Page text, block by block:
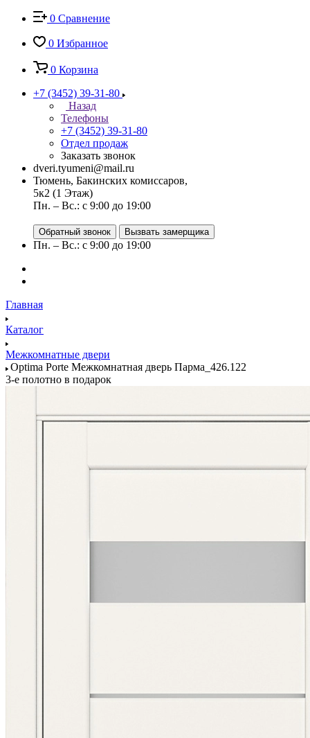
0 Сравнение
0 Избранное
0 Корзина
+7 (3452) 39-31-80
Назад
Телефоны
+7 (3452) 39-31-80
Отдел продаж
Заказать звонок
dveri.tyumeni@mail.ru
Тюмень, Бакинских комиссаров,
5к2 (1 Этаж)
Пн. – Вс.: с 9:00 до 19:00
Обратный звонок Вызвать замерщика
Пн. – Вс.: с 9:00 до 19:00
Главная
Каталог
Межкомнатные двери
Optima Porte Межкомнатная дверь Парма_426.122
3-е полотно в подарок